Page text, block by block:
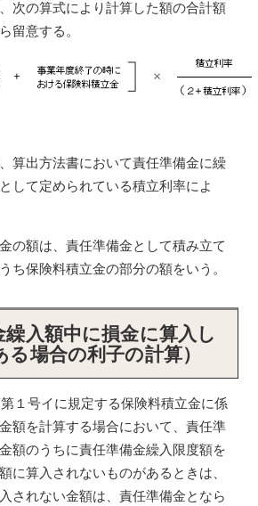
次の算式により計算した額の合計額
留意する。
算出方法書において責任準備金に繰
して定められている積立利率によ
の額は、責任準備金として積み立て
ち保険料積立金の部分の額をいう。
繰入額中に損金に算入し
場合の利子の計算）
１号イに規定する保険料積立金に係
額を計算する場合において、責任準
額のうちに責任準備金繰入限度額を
に算入されないものがあるときは、
されない金額は、責任準備金となら